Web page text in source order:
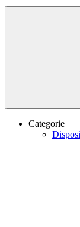
Categorie